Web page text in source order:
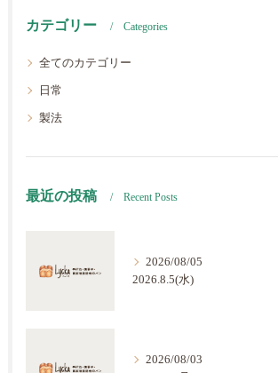
カテゴリー Categories
全てのカテゴリー
日常
製法
最近の投稿 Recent Posts
2026/08/05
2026.8.5(水)
2026/08/03